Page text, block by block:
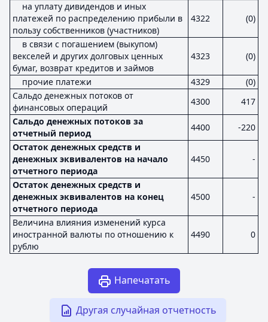
на уплату дивидендов и иных
платежей по распределению прибыли в
пользу собственников (участников)
4322 (0)
в связи с погашением (выкупом)
векселей и других долговых ценных
бумаг, возврат кредитов и займов
4323 (0)
прочие платежи 4329
(0)
Сальдо денежных потоков от
финансовых операций
4300
417
Сальдо денежных потоков за
отчетный период
4400
-220
Остаток денежных средств и
денежных эквивалентов на начало
отчетного периода
4450 -
Остаток денежных средств и
денежных эквивалентов на конец
отчетного периода
4500 -
Величина влияния изменений курса
иностранной валюты по отношению к
рублю
4490 0
Напечатать
Другая случайная отчетность